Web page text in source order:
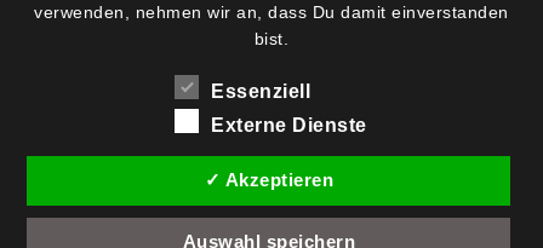
verwenden, nehmen wir an, dass Du damit einverstanden
bist.
Essenziell
Externe Dienste
✓ Akzeptieren
Auswahl speichern